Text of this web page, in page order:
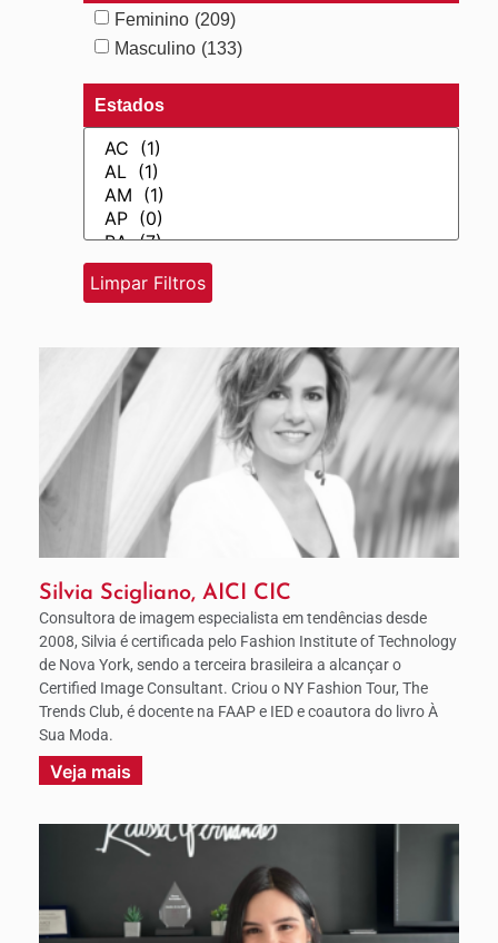
Feminino (209)
Masculino (133)
Estados
Silvia Scigliano, AICI CIC
Consultora de imagem especialista em tendências desde
2008, Silvia é certificada pelo Fashion Institute of Technology
de Nova York, sendo a terceira brasileira a alcançar o
Certified Image Consultant. Criou o NY Fashion Tour, The
Trends Club, é docente na FAAP e IED e coautora do livro À
Sua Moda.
Veja mais